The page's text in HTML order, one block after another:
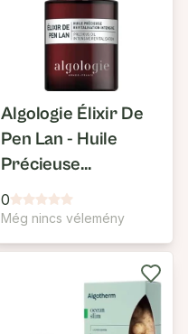
Algologie Élixir De
Pen Lan - Huile
Précieuse
Revitalisation
Intensive
Olajszérum
0
Még nincs vélemény